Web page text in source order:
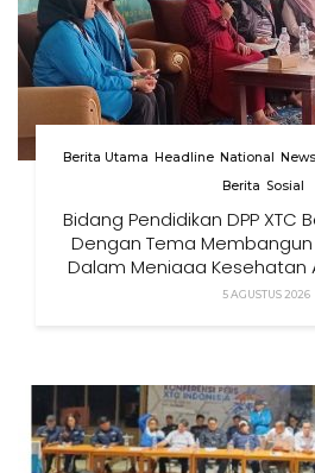
Berita Utama Headline National News
Berita Sosial
Bidang Pendidikan DPP XTC
Dengan Tema Membangun
Dalam Menjaga Kesehatan
5 AGUSTUS 2026